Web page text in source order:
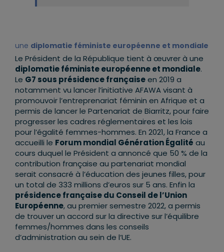
une diplomatie féministe européenne et mondiale
Le Président de la République tient à œuvrer à une
diplomatie féministe européenne et mondiale.
Le G7 sous présidence françaiseen 2019 a
notamment vu lancer l’initiative AFAWA visant à
promouvoir l’entreprenariat féminin en Afrique et a
permis de lancer le Partenariat de Biarritz, pour faire
progresser les cadres réglementaires et les lois
pour l’égalité femmes-hommes. En 2021, la France a
accueilli le Forum mondial Génération Égalité au
cours duquel le Président a annoncé que 50 % de la
contribution française au partenariat mondial
serait consacré à l’éducation des jeunes filles, pour
un total de 333 millions d’euros sur 5 ans. Enfin la
présidence française du Conseil de l’Union
Européenne, au premier semestre 2022, a permis
de trouver un accord sur la directive sur l’équilibre
femmes/hommes dans les conseils
d’administration au sein de l’UE.